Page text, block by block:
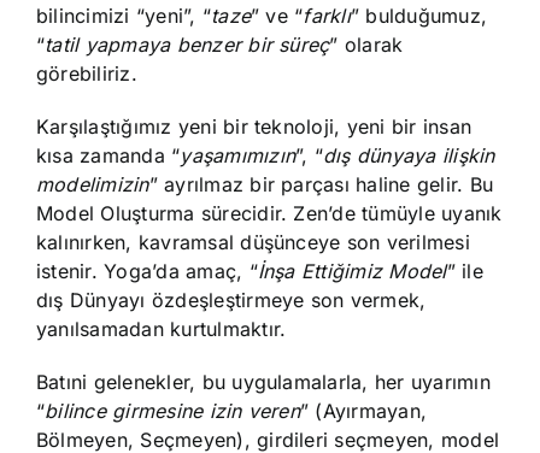
bilincimizi “yeni”, “taze” ve “farklı” bulduğumuz,
“tatil yapmaya benzer bir süreç” olarak
görebiliriz.
Karşılaştığımız yeni bir teknoloji, yeni bir insan
kısa zamanda “yaşamımızın”, “dış dünyaya ilişkin
modelimizin” ayrılmaz bir parçası haline gelir. Bu
Model Oluşturma sürecidir. Zen’de tümüyle uyanık
kalınırken, kavramsal düşünceye son verilmesi
istenir. Yoga’da amaç, “İnşa Ettiğimiz Model” ile
dış Dünyayı özdeşleştirmeye son vermek,
yanılsamadan kurtulmaktır.
Batıni gelenekler, bu uygulamalarla, her uyarımın
“bilince girmesine izin veren” (Ayırmayan,
Bölmeyen, Seçmeyen), girdileri seçmeyen, model